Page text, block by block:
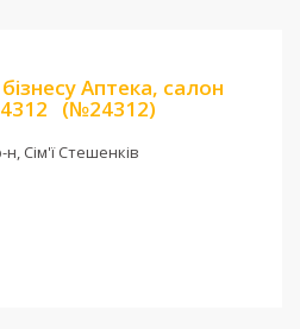
Аптека, салон
(№24312)
Сім'ї Стешенків